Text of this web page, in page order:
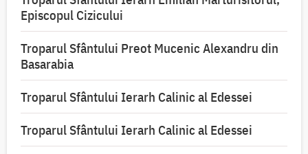
Episcopul Cizicului
Troparul Sfântului Preot Mucenic Alexandru din
Basarabia
Troparul Sfântului Ierarh Calinic al Edessei
Troparul Sfântului Ierarh Calinic al Edessei